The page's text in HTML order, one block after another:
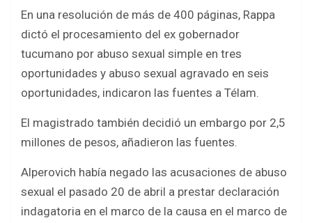
En una resolución de más de 400 páginas, Rappa
dictó el procesamiento del ex gobernador
tucumano por abuso sexual simple en tres
oportunidades y abuso sexual agravado en seis
oportunidades, indicaron las fuentes a Télam.
El magistrado también decidió un embargo por 2,5
millones de pesos, añadieron las fuentes.
Alperovich había negado las acusaciones de abuso
sexual el pasado 20 de abril a prestar declaración
indagatoria en el marco de la causa en el marco de